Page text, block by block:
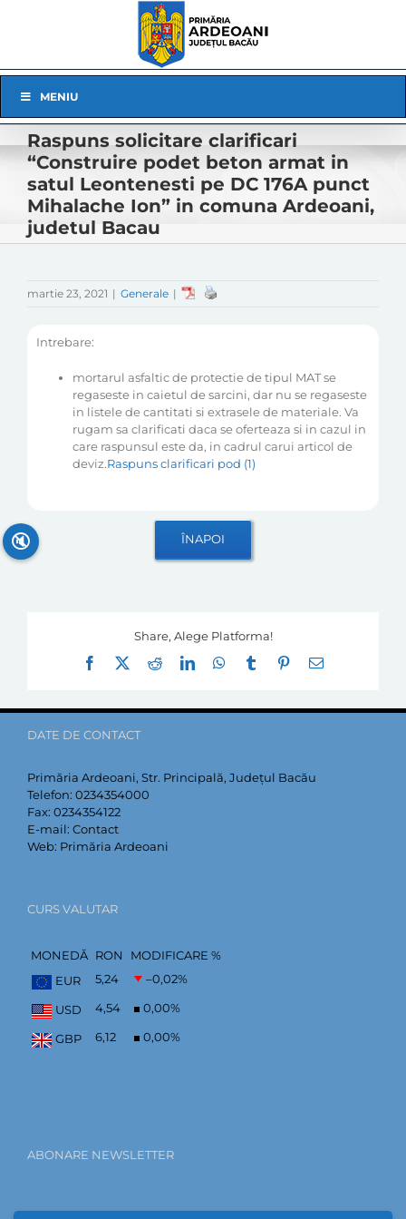
Navigation
MENIU
Raspuns solicitare clarificari
“Construire podet beton armat in
satul Leontenesti pe DC 176A punct
Mihalache Ion” in comuna Ardeoani,
judetul Bacau
martie 23, 2021 | Generale |
Intrebare:
mortarul asfaltic de protectie de tipul MAT se
regaseste in caietul de sarcini, dar nu se regaseste
in listele de cantitati si extrasele de materiale. Va
rugam sa clarificati daca se oferteaza si in cazul in
care raspunsul este da, in cadrul carui articol de
deviz.Raspuns clarificari pod (1)
Share, Alege Platforma!
Facebook
RedditLinkedInWhatsApp
Tumblr Pinterest
E-
DATE DE CONTACT
Primăria Ardeoani, Str. Principală, Județul Bacău
Telefon: 0234354000
Fax: 0234354122
E-mail: Contact
Web: Primăria Ardeoani
CURS VALUTAR
MONEDĂ RON
MODIFICARE %
EUR
5,24 –0,02%
USD 4,54 0,00%
GBP 6,12 0,00%
ABONARE NEWSLETTER
🔇